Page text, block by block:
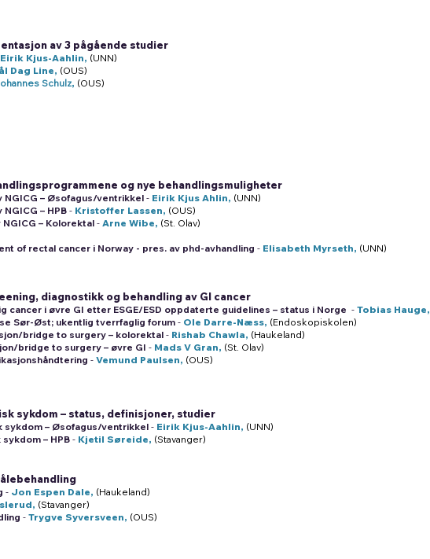
av 3 pågående studier
Eirik Kjus-Aahlin, (UNN)
Dag Line, (OUS)
Schulz, (OUS)
og nye behandlingsmuligheter
NGICG – Øsofagus/ventrikkel - Eirik Kjus Ahlin, (UNN)
– HPB - Kristoffer Lassen, (OUS)
– Kolorektal - Arne Wibe, (St. Olav)
of rectal cancer i Norway - pres. av phd-avhandling - Elisabeth Myrseth, (UNN)
diagnostikk og behandling av GI cancer
cancer i øvre GI etter ESGE/ESD oppdaterte guidelines – status i Norge - Tobias Hauge,
Sør-Øst; ukentlig tverrfaglig forum - Ole Darre-Næss, (Endoskopiskolen)
bridge to surgery – kolorektal - Rishab Chawla, (Haukeland)
bridge to surgery – øvre GI - Mads V Gran, (St. Olav)
- Vemund Paulsen, (OUS)
sykdom – status, definisjoner, studier
sykdom – Øsofagus/ventrikkel - Eirik Kjus-Aahlin, (UNN)
– HPB - Kjetil Søreide, (Stavanger)
- Jon Espen Dale, (Haukeland)
(Stavanger)
- Trygve Syversveen, (OUS)